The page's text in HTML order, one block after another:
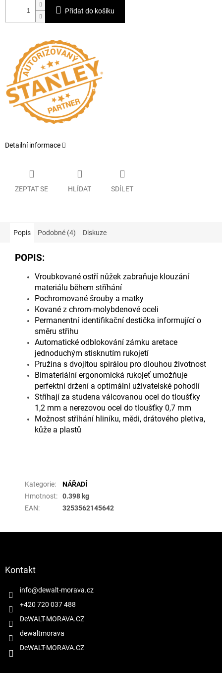
Přidat do košíku
Detailní informace
ZEPTAT SE HLÍDAT SDÍLET
Popis Podobné (4) Diskuze
POPIS:
Vroubkované ostří nůžek zabraňuje klouzání
materiálu během stříhání
Pochromované šrouby a matky
Kované z chrom-molybdenové oceli
Permanentní identifikační destička informující o
směru střihu
Automatické odblokování zámku aretace
jednoduchým stisknutím rukojetí
Pružina s dvojitou spirálou pro dlouhou životnost
Bimateriální ergonomická rukojeť umožňuje
perfektní držení a optimální uživatelské pohodlí
Stříhají za studena válcovanou ocel do tloušťky
1,2 mm a nerezovou ocel do tloušťky 0,7 mm
Možnost stříhání hliníku, mědi, drátového pletiva,
kůže a plastů
Kategorie:
NÁŘADÍ
Hmotnost:
0.398 kg
EAN: 3253562145642
Kontakt
info@dewalt-morava.cz
+420 720 037 488
DeWALT-MORAVA.CZ
dewaltmorava
DeWALT-MORAVA.CZ